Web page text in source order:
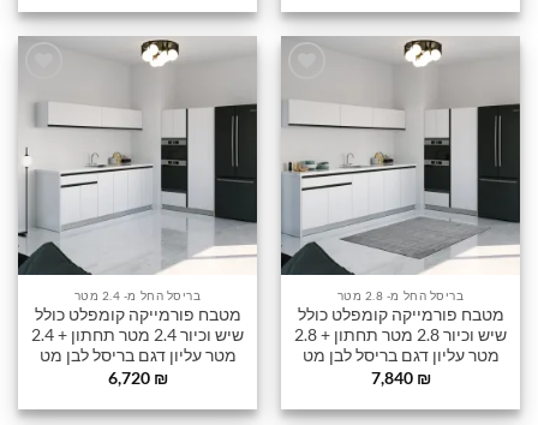
שלי
בריסל החל מ- 2.8 מטר
מטבח פורמייקה קומפלט כולל
שיש וכיור 2.8 מטר תחתון + 2.8
מטר עליון דגם בריסל לבן מט
7,840 ₪
שלי
בריסל החל מ- 2.4 מטר
מטבח פורמייקה קומפלט כולל
שיש וכיור 2.4 מטר תחתון + 2.4
מטר עליון דגם בריסל לבן מט
6,720 ₪